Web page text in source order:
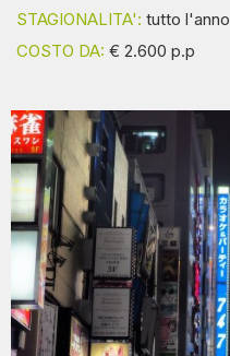
STAGIONALITA': tutto l'anno
COSTO DA: € 2.600 p.p